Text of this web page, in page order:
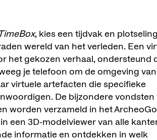
, kies een tijdvak en plotseling
wereld van het verleden. Een
het gekozen verhaal, ondersteund
je telefoon om de omgeving van
virtuele artefacten die specifieke
De bijzondere vondsten
worden verzameld in het ArcheoGo
een 3D-modelviewer van alle
informatie en ontdekken in welk